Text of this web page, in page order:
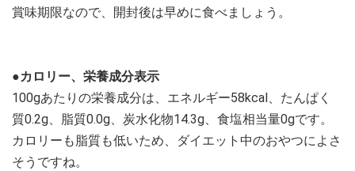
賞味期限なので、開封後は早めに食べましょう。
●カロリー、栄養成分表示
100gあたりの栄養成分は、エネルギー58kcal、たんぱく
質0.2g、脂質0.0g、炭水化物14.3g、食塩相当量0gです。
カロリーも脂質も低いため、ダイエット中のおやつによさ
そうですね。